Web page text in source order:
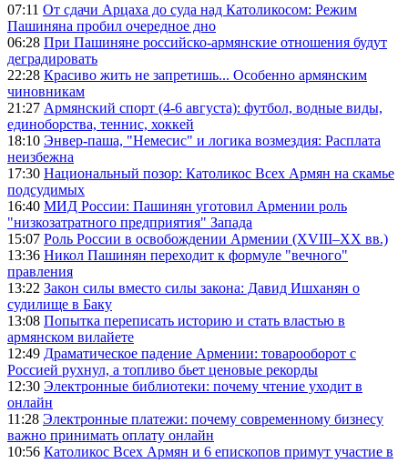
07:11 От сдачи Арцаха до суда над Католикосом: Режим
Пашиняна пробил очередное дно
06:28 При Пашиняне российско-армянские отношения будут
деградировать
22:28 Красиво жить не запретишь... Особенно армянским
чиновникам
21:27 Армянский спорт (4-6 августа): футбол, водные виды,
единоборства, теннис, хоккей
18:10 Энвер-паша, "Немесис" и логика возмездия: Расплата
неизбежна
17:30 Национальный позор: Католикос Всех Армян на скамье
подсудимых
16:40 МИД России: Пашинян уготовил Армении роль
"низкозатратного предприятия" Запада
15:07 Роль России в освобождении Армении (XVIII–XX вв.)
13:36 Никол Пашинян переходит к формуле "вечного"
правления
13:22 Закон силы вместо силы закона: Давид Ишханян о
судилище в Баку
13:08 Попытка переписать историю и стать властью в
армянском вилайете
12:49 Драматическое падение Армении: товарооборот с
Россией рухнул, а топливо бьет ценовые рекорды
12:30 Электронные библиотеки: почему чтение уходит в
онлайн
11:28 Электронные платежи: почему современному бизнесу
важно принимать оплату онлайн
10:56 Католикос Всех Армян и 6 епископов примут участие в